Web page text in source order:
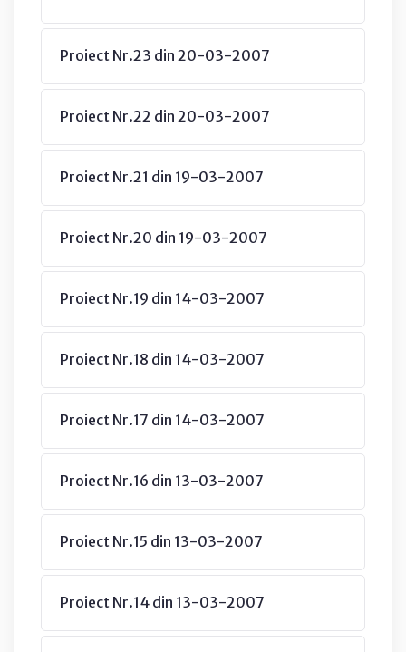
Proiect Nr.23 din 20-03-2007
Proiect Nr.22 din 20-03-2007
Proiect Nr.21 din 19-03-2007
Proiect Nr.20 din 19-03-2007
Proiect Nr.19 din 14-03-2007
Proiect Nr.18 din 14-03-2007
Proiect Nr.17 din 14-03-2007
Proiect Nr.16 din 13-03-2007
Proiect Nr.15 din 13-03-2007
Proiect Nr.14 din 13-03-2007